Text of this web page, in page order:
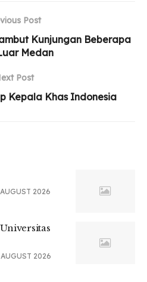
Post
Kunjungan Beberapa
Medan
Post
Kepala Khas Indonesia
2026
2026